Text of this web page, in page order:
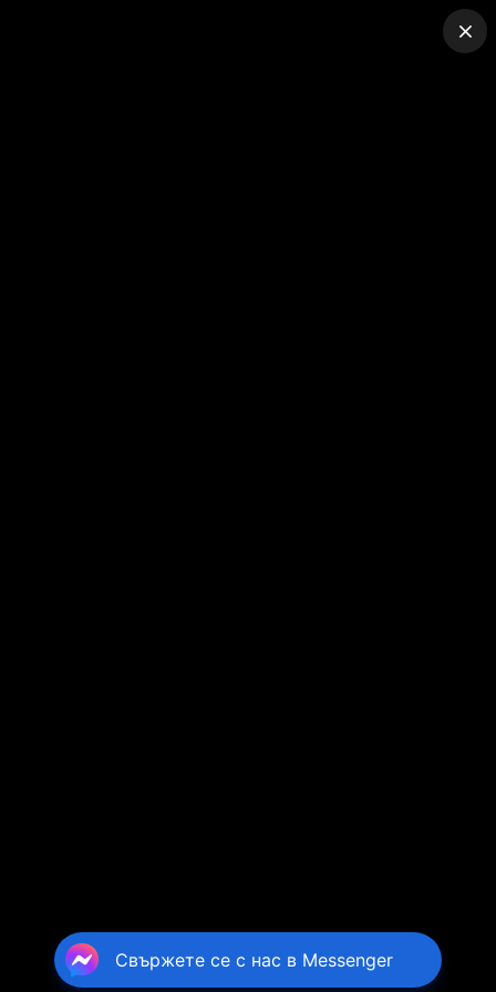
Свържете се с нас в Messenger